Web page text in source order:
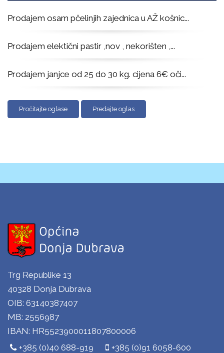
Prodajem osam pčelinjih zajednica u AŽ košnic...
Prodajem elektični pastir ,nov , nekorišten , ...
Prodajem janjce od 25 do 30 kg. cijena 6€ oči...
Pročitajte oglase Predajte oglas
Trg Republike 13
40328 Donja Dubrava
OIB: 63140387407
MB: 2556987
IBAN: HR5523900011807800006
+385 (0)40 688-919
+385 (0)91 6058-600